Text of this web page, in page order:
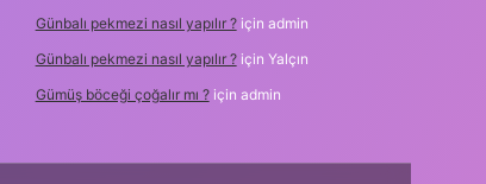
Günbalı pekmezi nasıl yapılır ?için admin
Günbalı pekmezi nasıl yapılır ?için Yalçın
Gümüş böceği çoğalır mı ?için admin